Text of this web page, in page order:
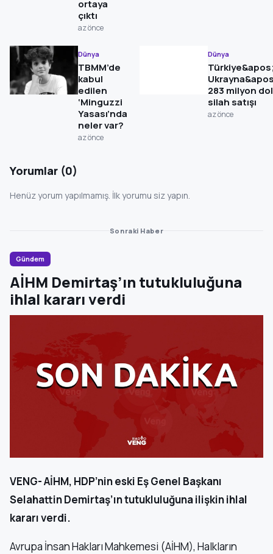
ortaya
çıktı
az önce
Dünya
TBMM’de
kabul
edilen
‘Minguzzi
Yasası’nda
neler var?
az önce
Dünya
283 milyon
silah satışı
az önce
Yorumlar (0)
Henüz yorum yapılmamış. İlk yorumu siz yapın.
Sonraki Haber
Gündem
AİHM Demirtaş’ın tutukluluğuna
ihlal kararı verdi
VENG- AİHM, HDP’nin eski Eş Genel Başkanı
Selahattin Demirtaş’ın tutukluluğuna ilişkin ihlal
kararı verdi.
Avrupa İnsan Hakları Mahkemesi (AİHM), Halkların